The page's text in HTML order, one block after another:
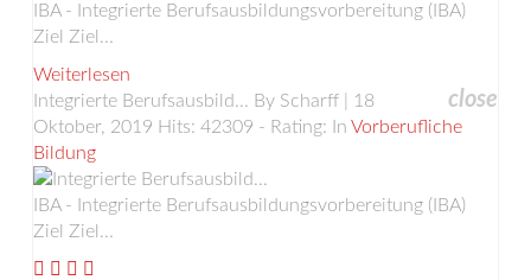
IBA - Integrierte Berufsausbildungsvorbereitung (IBA)
Ziel Ziel...
Weiterlesen
Integrierte Berufsausbild...
close
By Scharff | 18
Oktober, 2019 Hits: 42309 - Rating: In Vorberufliche
Bildung
IBA - Integrierte Berufsausbildungsvorbereitung (IBA)
Ziel Ziel...